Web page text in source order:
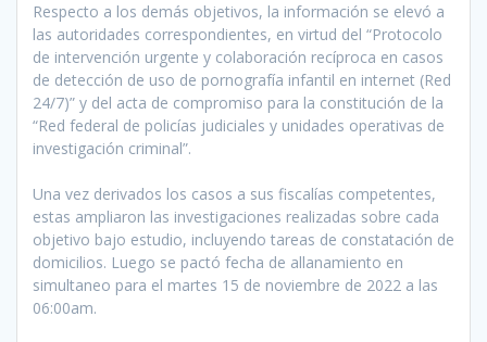
Respecto a los demás objetivos, la información se elevó a
las autoridades correspondientes, en virtud del “Protocolo
de intervención urgente y colaboración recíproca en casos
de detección de uso de pornografía infantil en internet (Red
24/7)” y del acta de compromiso para la constitución de la
“Red federal de policías judiciales y unidades operativas de
investigación criminal”.
Una vez derivados los casos a sus fiscalías competentes,
estas ampliaron las investigaciones realizadas sobre cada
objetivo bajo estudio, incluyendo tareas de constatación de
domicilios. Luego se pactó fecha de allanamiento en
simultaneo para el martes 15 de noviembre de 2022 a las
06:00am.